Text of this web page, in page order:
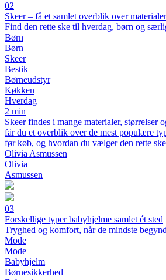
02
Skeer – få et samlet overblik over
Find den rette ske til hverdag, børn og
Børn
Børn
Skeer
Bestik
Børneudstyr
Køkken
Hverdag
2 min
Skeer findes i mange materialer, størrelser
får du et overblik over de mest populære
før køb, og hvordan du vælger den rette
Olivia Asmussen
Olivia
Asmussen
03
Forskellige typer babyhjelme samlet ét sted
Tryghed og komfort, når de mindste
Mode
Mode
Babyhjelm
Børnesikkerhed